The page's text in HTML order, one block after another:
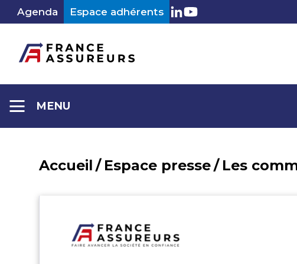
AllerAgenda Espace adhérents LinkedIn
Youtube
MENU
Accueil / Espace presse/ Les